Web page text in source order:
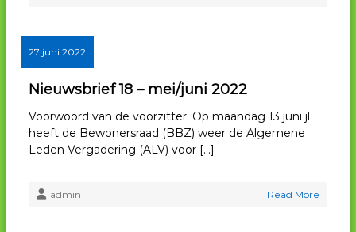
27 juni 2022
Nieuwsbrief 18 – mei/juni 2022
Voorwoord van de voorzitter. Op maandag 13 juni jl.
heeft de Bewonersraad (BBZ) weer de Algemene
Leden Vergadering (ALV) voor […]
admin Read More